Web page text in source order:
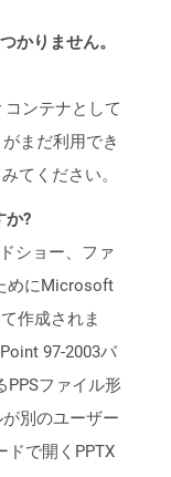
かりません。
ンテナとして
まだ利用でき
てください。
か?
ショー、ファ
めにMicrosoft
作成されま
97-2003バ
PPSファイル形
別のユーザー
ドで開くPPTX